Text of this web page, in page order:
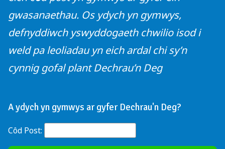
gwasanaethau. Os ydych yn gymwys,
defnyddiwch yswyddogaeth chwilio isod i
weld pa leoliadau yn eich ardal chi sy’n
cynnig gofal plant Dechrau’n Deg
A ydych yn gymwys ar gyfer Dechrau'n Deg?
Côd Post: